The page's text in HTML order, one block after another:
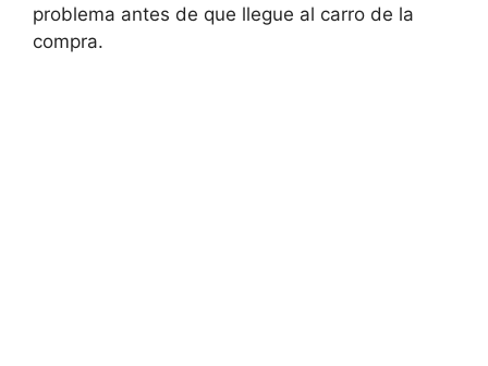
problema antes de que llegue al carro de la
compra.